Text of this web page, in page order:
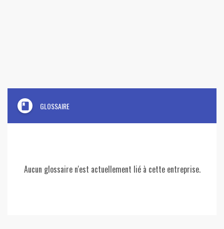
book GLOSSAIRE
Aucun glossaire n'est actuellement lié à cette entreprise.